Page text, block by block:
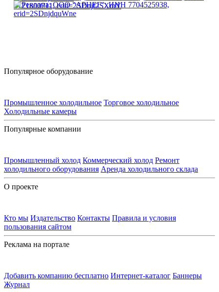
Популярное оборудование
Промышленное холодильное Торговое холодильное
Холодильные камеры
Популярные компании
Промышленный холод Коммерческий холод Ремонт
холодильного оборудования Аренда холодильного склада
О проекте
Кто мы Издательство Контакты Правила и условия
пользования сайтом
Реклама на портале
Добавить компанию бесплатно Интернет-каталог Баннеры
Журнал